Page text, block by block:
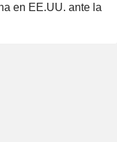
en EE.UU. ante la